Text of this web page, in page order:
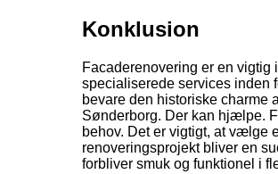
Konklusion
Facaderenovering er en vigtig
specialiserede services inden
bevare den historiske charme
Sønderborg. Der kan hjælpe.
behov. Det er vigtigt, at vælge
renoveringsprojekt bliver en
forbliver smuk og funktionel i